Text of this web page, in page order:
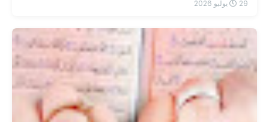
29 يوليو 2026